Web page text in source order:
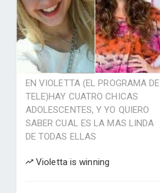
EN VIOLETTA (EL PROGRAMA DE
TELE)HAY CUATRO CHICAS
ADOLESCENTES, Y YO QUIERO
SABER CUAL ES LA MAS LINDA
DE TODAS ELLAS
Violetta is winning